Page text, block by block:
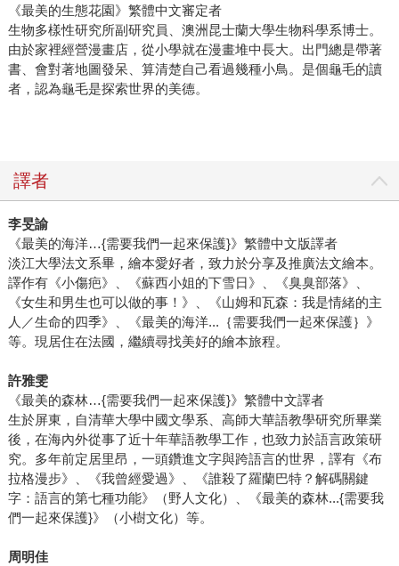
《最美的生態花園》繁體中文審定者
生物多樣性研究所副研究員、澳洲昆士蘭大學生物科學系博士。
由於家裡經營漫畫店，從小學就在漫畫堆中長大。出門總是帶著
書、會對著地圖發呆、算清楚自己看過幾種小鳥。是個龜毛的讀
者，認為龜毛是探索世界的美德。
譯者
李旻諭
《最美的海洋…{需要我們一起來保護}》繁體中文版譯者
淡江大學法文系畢，繪本愛好者，致力於分享及推廣法文繪本。
譯作有《小傷疤》、《蘇西小姐的下雪日》、《臭臭部落》、
《女生和男生也可以做的事！》、《山姆和瓦森：我是情緒的主
人／生命的四季》、《最美的海洋...｛需要我們一起來保護｝》
等。現居住在法國，繼續尋找美好的繪本旅程。
許雅雯
《最美的森林…{需要我們一起來保護}》繁體中文譯者
生於屏東，自清華大學中國文學系、高師大華語教學研究所畢業
後，在海內外從事了近十年華語教學工作，也致力於語言政策研
究。多年前定居里昂，一頭鑽進文字與跨語言的世界，譯有《布
拉格漫步》、《我曾經愛過》、《誰殺了羅蘭巴特？解碼關鍵
字：語言的第七種功能》（野人文化）、《最美的森林...{需要我
們一起來保護}》（小樹文化）等。
周明佳